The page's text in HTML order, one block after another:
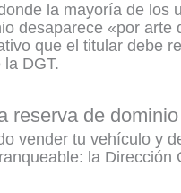
la mayoría de los
desaparece «por
que el titular debe
la DGT.
reserva de
vender tu vehículo y
la